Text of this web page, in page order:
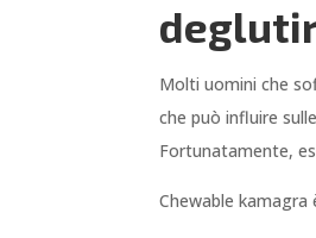
Molti uomini che
che può influire
Fortunatamente,
Chewable